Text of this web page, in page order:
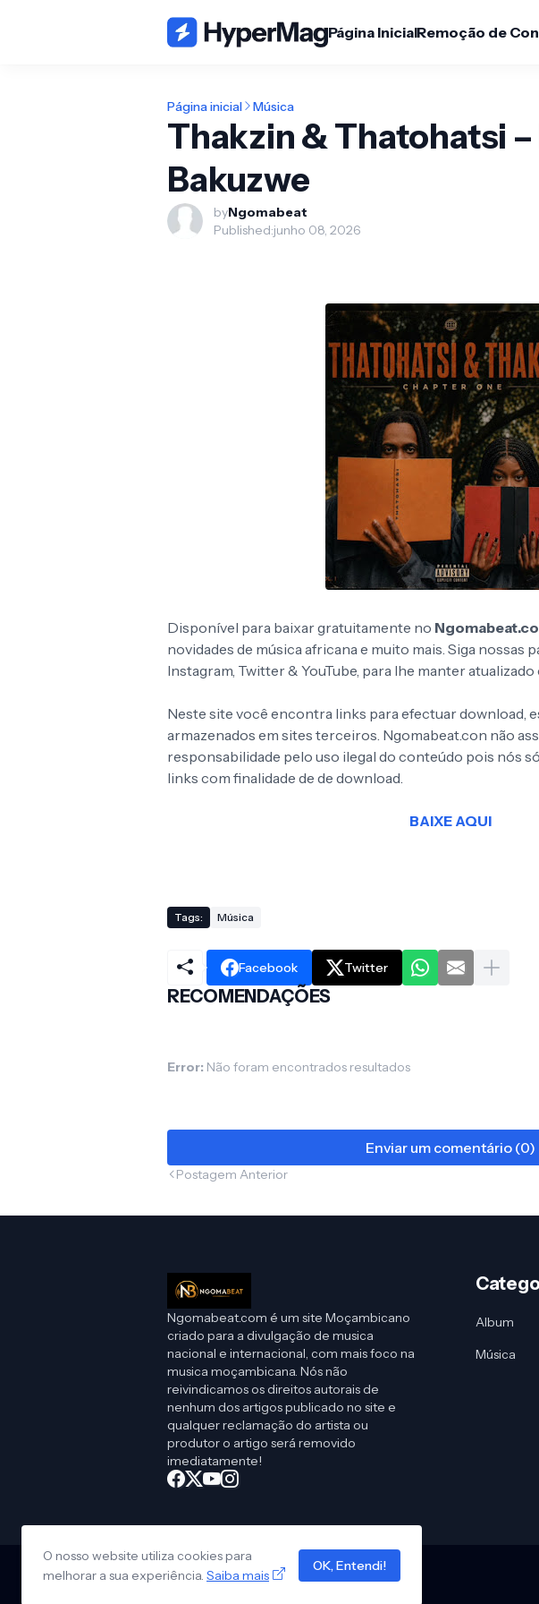
Página InicialRemoção de
Página inicial Música
Thakzin & Thatohatsi
Bakuzwe
byNgomabeat
Published:junho 08, 2026
Disponível para baixar gratuitamente no
novidades de música africana e muito mais. Siga nossas
Instagram, Twitter & YouTube, para lhe manter
Neste site você encontra links para efectuar download,
armazenados em sites terceiros. Ngomabeat.con não
responsabilidade pelo uso ilegal do conteúdo pois nós
links com finalidade de de download.
BAIXE AQUI
Tags: Música
Facebook Twitter
RECOMENDAÇÕES
Error: Não foram encontrados resultados
Enviar um comentário (0)
Postagem Anterior
Ngomabeat.com é um site Moçambicano
criado para a divulgação de musica
nacional e internacional, com mais foco na
musica moçambicana. Nós não
reivindicamos os direitos autorais de
nenhum dos artigos publicado no site e
qualquer reclamação do artista ou
produtor o artigo será removido
imediatamente!
Album
Música
Design by -Pro Blogger Templates
O nosso website utiliza cookies para
melhorar a sua experiência. Saiba mais
OK, Entendi!